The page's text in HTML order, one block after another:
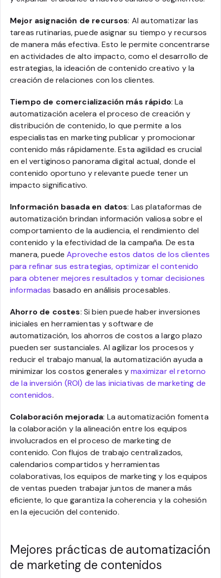
Mejor asignación de recursos: Al automatizar las
tareas rutinarias, puede asignar su tiempo y recursos
de manera más efectiva. Esto le permite concentrarse
en actividades de alto impacto, como el desarrollo de
estrategias, la ideación de contenido creativo y la
creación de relaciones con los clientes.
Tiempo de comercialización más rápido: La
automatización acelera el proceso de creación y
distribución de contenido, lo que permite a los
especialistas en marketing publicar y promocionar
contenido más rápidamente. Esta agilidad es crucial
en el vertiginoso panorama digital actual, donde el
contenido oportuno y relevante puede tener un
impacto significativo.
Información basada en datos: Las plataformas de
automatización brindan información valiosa sobre el
comportamiento de la audiencia, el rendimiento del
contenido y la efectividad de la campaña. De esta
manera, puedeAproveche estos datos de los clientes
para refinar sus estrategias, optimizar el contenido
para obtener mejores resultados y tomar decisiones
informadas basado en análisis procesables.
Ahorro de costes: Si bien puede haber inversiones
iniciales en herramientas y software de
automatización, los ahorros de costos a largo plazo
pueden ser sustanciales. Al agilizar los procesos y
reducir el trabajo manual, la automatización ayuda a
minimizar los costos generales ymaximizar el retorno
de la inversión (ROI) de las iniciativas de marketing de
contenidos.
Colaboración mejorada: La automatización fomenta
la colaboración y la alineación entre los equipos
involucrados en el proceso de marketing de
contenido. Con flujos de trabajo centralizados,
calendarios compartidos y herramientas
colaborativas, los equipos de marketing y los equipos
de ventas pueden trabajar juntos de manera más
eficiente, lo que garantiza la coherencia y la cohesión
en la ejecución del contenido.
Mejores prácticas de automatización
de marketing de contenidos